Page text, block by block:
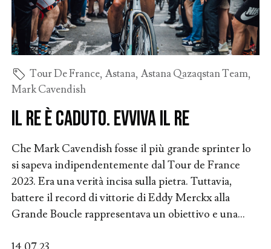
Tour De France, Astana, Astana Qazaqstan Team,
Mark Cavendish
Il Re è caduto. Evviva il Re
Che Mark Cavendish fosse il più grande sprinter lo
si sapeva indipendentemente dal Tour de France
2023. Era una verità incisa sulla pietra. Tuttavia,
battere il record di vittorie di Eddy Merckx alla
Grande Boucle rappresentava un obiettivo e una...